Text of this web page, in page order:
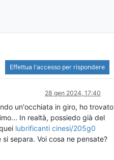
Effettua l'accesso per rispondere
28 gen 2024, 17:40
un'occhiata in giro, ho trovato
In realtà, possiedo già del
lubrificanti cinesi/205g0
separa. Voi cosa ne pensate?